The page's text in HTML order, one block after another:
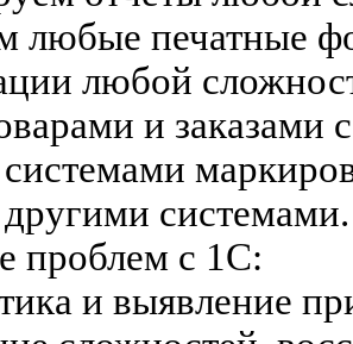
любые печатные
любой
и заказами
системами
другими системами.
проблем с 1С:
и выявление